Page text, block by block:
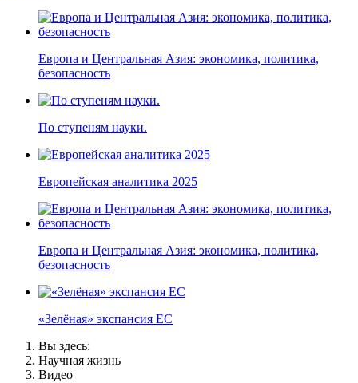
Европа и Центральная Азия: экономика, политика,
безопасность
По ступеням науки.
Европейская аналитика 2025
Европа и Центральная Азия: экономика, политика,
безопасность
«Зелёная» экспансия ЕС
Вы здесь:
Научная жизнь
Видео